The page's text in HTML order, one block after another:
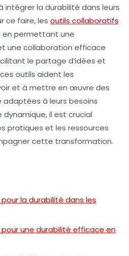
intégrer la durabilité dans leurs
ce faire,les outils collaboratifs
en permettant une
une collaboration efficace
le partage d’idées et
outils aident les
et à mettre en œuvre des
adaptées à leurs besoins
il est crucial
pratiques et les ressources
cette transformation.
la durabilité dans les
une durabilité efficace en